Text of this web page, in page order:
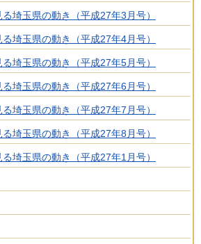
埼玉県の動き（平成27年3月号）
埼玉県の動き（平成27年4月号）
埼玉県の動き（平成27年5月号）
埼玉県の動き（平成27年6月号）
埼玉県の動き（平成27年7月号）
埼玉県の動き（平成27年8月号）
埼玉県の動き（平成27年1月号）